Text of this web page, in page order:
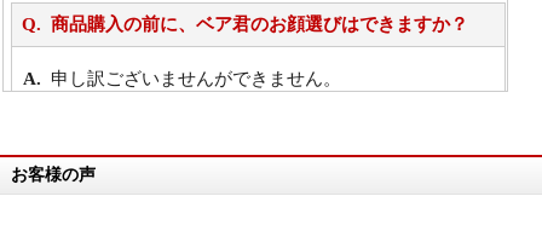
商品購入の前に、ベア君のお顔選びはできますか？
申し訳ございませんができません。
万が一欲しい商品が見つからない場合は、探して取り
お客様の声